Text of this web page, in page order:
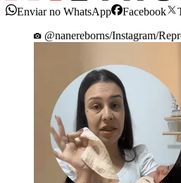
Enviar no WhatsApp Facebook
@nanereborns/Instagram/